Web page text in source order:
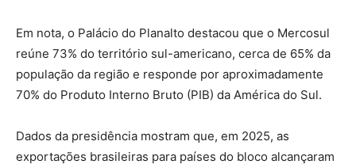
Em nota, o Palácio do Planalto destacou que o Mercosul
reúne 73% do território sul-americano, cerca de 65% da
população da região e responde por aproximadamente
70% do Produto Interno Bruto (PIB) da América do Sul.
Dados da presidência mostram que, em 2025, as
exportações brasileiras para países do bloco alcançaram